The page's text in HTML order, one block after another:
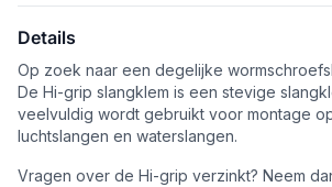
Details
Op zoek naar een degelijke
De Hi-grip slangklem is een stevige
veelvuldig wordt gebruikt voor montage
luchtslangen en waterslangen.
Vragen over de Hi-grip verzinkt? Neem